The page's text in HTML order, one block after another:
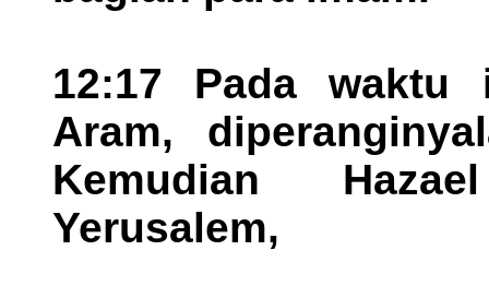
12:17 Pada waktu
Aram,
Kemudian
Yerusalem,